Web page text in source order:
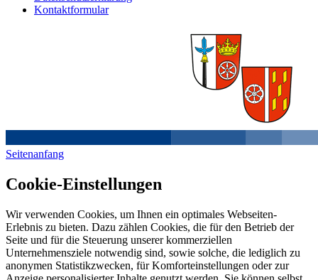
Kontaktformular
Seitenanfang
Cookie-Einstellungen
Wir verwenden Cookies, um Ihnen ein optimales Webseiten-
Erlebnis zu bieten. Dazu zählen Cookies, die für den Betrieb der
Seite und für die Steuerung unserer kommerziellen
Unternehmensziele notwendig sind, sowie solche, die lediglich zu
anonymen Statistikzwecken, für Komforteinstellungen oder zur